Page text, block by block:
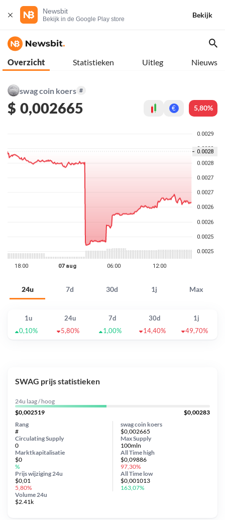
Newsbit
Bekijk in de Google Play store
Bekijk
Overzicht Statistieken Uitleg Nieuws
swag coin koers #
$ 0,002665 € 5,80%
24u 7d 30d 1j Max
1u 24u 7d 30d
1j
0,10%
5,80% 1,00% 14,40% 49,70%
SWAG prijs statistieken
24u laag / hoog
$0,002519
$0,00283
swag coin koers
$0,002665
Circulating Supply
0
Prijs wijziging 24u
$0,01
5,80%
Max Supply
100mln
Marktkapitalisatie
$0
%
Volume 24u
$2.41k
Rang
#
All Timehigh
$0,09886
97,30%
All Time low
$0,001013
163,07%